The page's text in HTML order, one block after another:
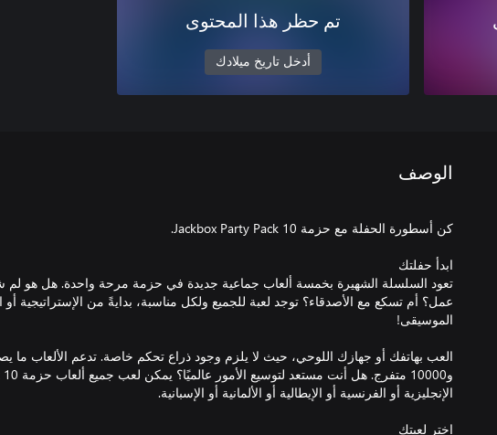
تم حظر هذا المحتوى
أدخل تاريخ ميلادك
الوصف
تعود السلسلة الشهيرة بخمسة ألعاب جماعية جديدة في حزمة مرحة واحدة. هل هو
عمل؟ أم تسكع مع الأصدقاء؟ توجد لعبة للجميع ولكل مناسبة، بدايةً من الإستراتيجية أو